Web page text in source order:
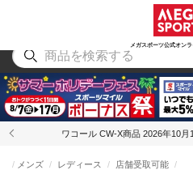
メガスポーツ公式オン
アウトドア
ワコール CW-X商品 2026年10
メンズ レディース 店舗受取可能